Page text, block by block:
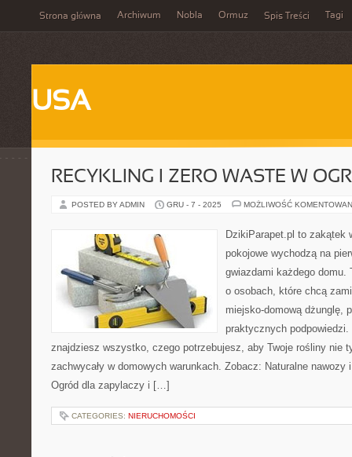
Strona główna Archiwum Nobla Ormuz Spis Treści Tagi
USA
RECYKLING I ZERO WASTE W
POSTED BY ADMIN GRU - 7 - 2025 MOŻLIWOŚĆ
DzikiParapet.pl to zakątek
pokojowe wychodzą na
gwiazdami każdego domu.
o osobach, które chcą
miejsko-domową dżunglę,
praktycznych
znajdziesz wszystko, czego potrzebujesz, aby Twoje rośliny nie
zachwycały w domowych warunkach. Zobacz: Naturalne nawozy
Ogród dla zapylaczy i […]
CATEGORIES: NIERUCHOMOŚCI